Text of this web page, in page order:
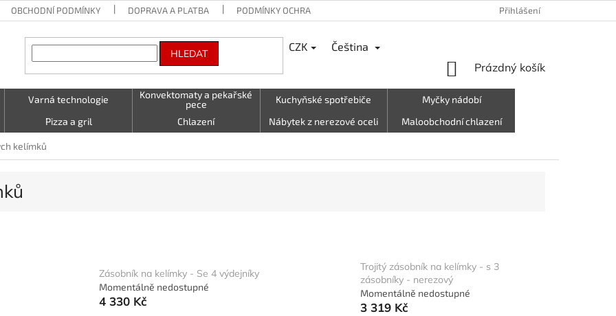
OBCHODNÍ PODMÍNKY DOPRAVA A PLATBA PODMÍNKY OCHRANY OSOBNÍCH ÚDAJŮ VRÁCENÍ ZBOŽÍ,
Přihlášení
HLEDAT
CZK Čeština
NÁKUPNÍ
Prázdný košík
Varná technologie
Konvektomaty a pekařské
pece
Kuchyňské spotřebiče
Myčky nádobí
Pizza a gril Chlazení Nábytek z nerezové oceli
Maloobchodní chlazení
Vzduchotechnika
kelímků
Zásobník na kelímky - Se 4 výdejníky
Momentálně nedostupné
4 330 Kč
Trojitý zásobník na kelímky - s 3
zásobníky - nerezový
Momentálně nedostupné
3 319 Kč